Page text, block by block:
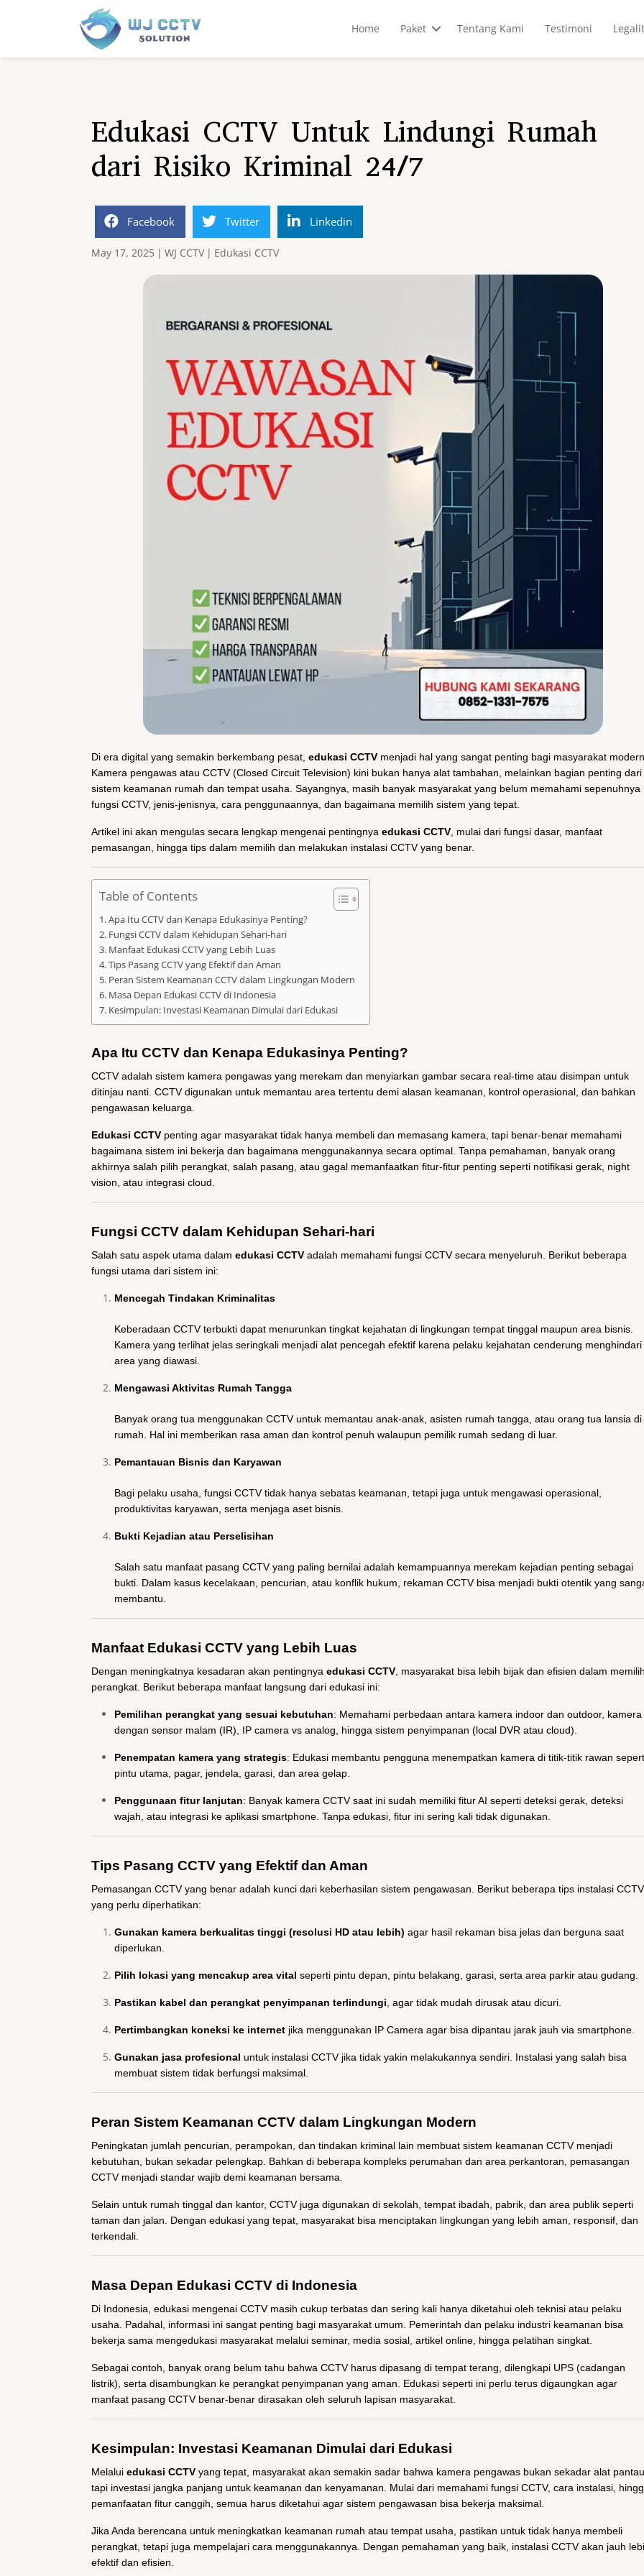
Home Paket Tentang Kami Testimoni
Edukasi CCTV Untuk Lindungi Rumah
dari Risiko Kriminal 24/7
Facebook Twitter Linkedin
May 17, 2025 | WJ CCTV | Edukasi CCTV
Di era digital yang semakin berkembang pesat, edukasi CCTV menjadi hal yang sangat penting bagi masyarakat
Kamera pengawas atau CCTV (Closed Circuit Television) kini bukan hanya alat tambahan, melainkan bagian penting dari
sistem keamanan rumah dan tempat usaha. Sayangnya, masih banyak masyarakat yang belum memahami sepenuhnya
fungsi CCTV, jenis-jenisnya, cara penggunaannya, dan bagaimana memilih sistem yang tepat.
Artikel ini akan mengulas secara lengkap mengenai pentingnya edukasi CCTV , mulai dari fungsi dasar, manfaat
pemasangan, hingga tips dalam memilih dan melakukan instalasi CCTV yang benar.
Table of Contents
Apa Itu CCTV dan Kenapa Edukasinya Penting?
Fungsi CCTV dalam Kehidupan Sehari-hari
Manfaat Edukasi CCTV yang Lebih Luas
Tips Pasang CCTV yang Efektif dan Aman
Peran Sistem Keamanan CCTV dalam Lingkungan Modern
Masa Depan Edukasi CCTV di Indonesia
Kesimpulan: Investasi Keamanan Dimulai dari Edukasi
Apa Itu CCTV dan Kenapa Edukasinya Penting?
CCTV adalah sistem kamera pengawas yang merekam dan menyiarkan gambar secara real-time atau disimpan untuk
ditinjau nanti. CCTV digunakan untuk memantau area tertentu demi alasan keamanan, kontrol operasional, dan bahkan
pengawasan keluarga.
Edukasi CCTV penting agar masyarakat tidak hanya membeli dan memasang kamera, tapi benar-benar memahami
bagaimana sistem ini bekerja dan bagaimana menggunakannya secara optimal. Tanpa pemahaman, banyak orang
akhirnya salah pilih perangkat, salah pasang, atau gagal memanfaatkan fitur-fitur penting seperti notifikasi gerak, night
vision, atau integrasi cloud.
Fungsi CCTV dalam Kehidupan Sehari-hari
Salah satu aspek utama dalam edukasi CCTV adalah memahami fungsi CCTV secara menyeluruh. Berikut beberapa
fungsi utama dari sistem ini:
Mencegah Tindakan Kriminalitas
Keberadaan CCTV terbukti dapat menurunkan tingkat kejahatan di lingkungan tempat tinggal maupun area bisnis.
Kamera yang terlihat jelas seringkali menjadi alat pencegah efektif karena pelaku kejahatan cenderung menghindari
area yang diawasi.
Mengawasi Aktivitas Rumah Tangga
Banyak orang tua menggunakan CCTV untuk memantau anak-anak, asisten rumah tangga, atau orang tua lansia di
rumah. Hal ini memberikan rasa aman dan kontrol penuh walaupun pemilik rumah sedang di luar.
Pemantauan Bisnis dan Karyawan
Bagi pelaku usaha, fungsi CCTV tidak hanya sebatas keamanan, tetapi juga untuk mengawasi operasional,
produktivitas karyawan, serta menjaga aset bisnis.
Bukti Kejadian atau Perselisihan
Salah satu manfaat pasang CCTV yang paling bernilai adalah kemampuannya merekam kejadian penting sebagai
bukti. Dalam kasus kecelakaan, pencurian, atau konflik hukum, rekaman CCTV bisa menjadi bukti otentik yang
membantu.
Manfaat Edukasi CCTV yang Lebih Luas
Dengan meningkatnya kesadaran akan pentingnya edukasi CCTV , masyarakat bisa lebih bijak dan efisien dalam
perangkat. Berikut beberapa manfaat langsung dari edukasi ini:
Pemilihan perangkat yang sesuai kebutuhan: Memahami perbedaan antara kamera indoor dan outdoor, kamera
dengan sensor malam (IR), IP camera vs analog, hingga sistem penyimpanan (local DVR atau cloud).
Penempatan kamera yang strategis: Edukasi membantu pengguna menempatkan kamera di titik-titik rawan
pintu utama, pagar, jendela, garasi, dan area gelap.
Penggunaan fitur lanjutan: Banyak kamera CCTV saat ini sudah memiliki fitur AI seperti deteksi gerak, deteksi
wajah, atau integrasi ke aplikasi smartphone. Tanpa edukasi, fitur ini sering kali tidak digunakan.
Tips Pasang CCTV yang Efektif dan Aman
Pemasangan CCTV yang benar adalah kunci dari keberhasilan sistem pengawasan. Berikut beberapa tips instalasi CCTV
yang perlu diperhatikan:
Gunakan kamera berkualitas tinggi (resolusi HD atau lebih) agar hasil rekaman bisa jelas dan berguna saat
diperlukan.
Pilih lokasi yang mencakup area vital seperti pintu depan, pintu belakang, garasi, serta area parkir atau gudang.
Pastikan kabel dan perangkat penyimpanan terlindungi , agar tidak mudah dirusak atau dicuri.
Pertimbangkan koneksi ke internet jika menggunakan IP Camera agar bisa dipantau jarak jauh via smartphone.
Gunakan jasa profesional untuk instalasi CCTV jika tidak yakin melakukannya sendiri. Instalasi yang salah bisa
membuat sistem tidak berfungsi maksimal.
Peran Sistem Keamanan CCTV dalam Lingkungan Modern
Peningkatan jumlah pencurian, perampokan, dan tindakan kriminal lain membuat sistem keamanan CCTV menjadi
kebutuhan, bukan sekadar pelengkap. Bahkan di beberapa kompleks perumahan dan area perkantoran, pemasangan
CCTV menjadi standar wajib demi keamanan bersama.
Selain untuk rumah tinggal dan kantor, CCTV juga digunakan di sekolah, tempat ibadah, pabrik, dan area publik seperti
taman dan jalan. Dengan edukasi yang tepat, masyarakat bisa menciptakan lingkungan yang lebih aman, responsif, dan
terkendali.
Masa Depan Edukasi CCTV di Indonesia
Di Indonesia, edukasi mengenai CCTV masih cukup terbatas dan sering kali hanya diketahui oleh teknisi atau pelaku
usaha. Padahal, informasi ini sangat penting bagi masyarakat umum. Pemerintah dan pelaku industri keamanan bisa
bekerja sama mengedukasi masyarakat melalui seminar, media sosial, artikel online, hingga pelatihan singkat.
Sebagai contoh, banyak orang belum tahu bahwa CCTV harus dipasang di tempat terang, dilengkapi UPS (cadangan
listrik), serta disambungkan ke perangkat penyimpanan yang aman. Edukasi seperti ini perlu terus digaungkan agar
manfaat pasang CCTV benar-benar dirasakan oleh seluruh lapisan masyarakat.
Kesimpulan: Investasi Keamanan Dimulai dari Edukasi
Melalui edukasi CCTV yang tepat, masyarakat akan semakin sadar bahwa kamera pengawas bukan sekadar alat
tapi investasi jangka panjang untuk keamanan dan kenyamanan. Mulai dari memahami fungsi CCTV, cara instalasi,
pemanfaatan fitur canggih, semua harus diketahui agar sistem pengawasan bisa bekerja maksimal.
Jika Anda berencana untuk meningkatkan keamanan rumah atau tempat usaha, pastikan untuk tidak hanya membeli
perangkat, tetapi juga mempelajari cara menggunakannya. Dengan pemahaman yang baik, instalasi CCTV akan jauh
efektif dan efisien.